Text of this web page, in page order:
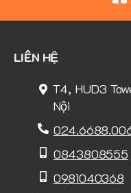
LIÊN HỆ
T4, HUD3
Nội
0843808555
0981040368